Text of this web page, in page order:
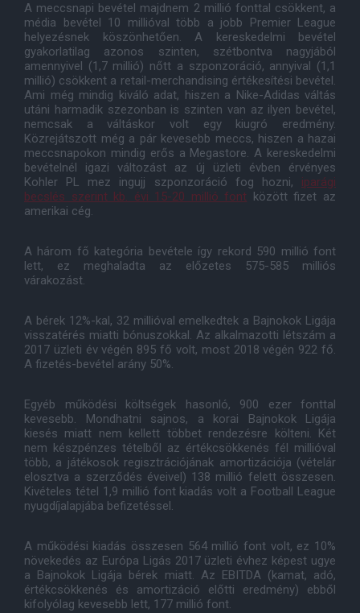
A meccsnapi bevétel majdnem 2 millió fonttal csökkent, a
média bevétel 10 millióval több a jobb Premier League
helyezésnek köszönhetően. A kereskedelmi bevétel
gyakorlatilag azonos szinten, szétbontva nagyjából
amennyivel (1,7 millió) nőtt a szponzoráció, annyival (1,1
millió) csökkent a retail-merchandising értékesítési bevétel.
Ami még mindig kiváló adat, hiszen a Nike-Adidas váltás
utáni harmadik szezonban is szinten van az ilyen bevétel,
nemcsak a váltáskor volt egy kiugró eredmény.
Közrejátszott még a pár kevesebb meccs, hiszen a hazai
meccsnapokon mindig erős a Megastore. A kereskedelmi
bevételnél igazi változást az új üzleti évben érvényes
Kohler PL mez ingujj szponzoráció fog hozni, iparági
becslés szerint kb. évi 15-20 millió font között fizet az
amerikai cég.
A három fő kategória bevétele így rekord 590 millió font
lett, ez meghaladta az előzetes 575-585 milliós
várakozást.
A bérek 12%-kal, 32 millióval emelkedtek a Bajnokok Ligája
visszatérés miatti bónuszokkal. Az alkalmazotti létszám a
2017 üzleti év végén 895 fő volt, most 2018 végén 922 fő.
A fizetés-bevétel arány 50%.
Egyéb működési költségek hasonló, 900 ezer fonttal
kevesebb. Mondhatni sajnos, a korai Bajnokok Ligája
kiesés miatt nem kellett többet rendezésre költeni. Két
nem készpénzes tételből az értékcsökkenés fél millióval
több, a játékosok regisztrációjának amortizációja (vételár
elosztva a szerződés éveivel) 138 millió felett összesen.
Kivételes tétel 1,9 millió font kiadás volt a Football League
nyugdíjalapjába befizetéssel.
A működési kiadás összesen 564 millió font volt, ez 10%
növekedés az Európa Ligás 2017 üzleti évhez képest ugye
a Bajnokok Ligája bérek miatt. Az EBITDA (kamat, adó,
értékcsökkenés és amortizáció előtti eredmény) ebből
kifolyólag kevesebb lett, 177 millió font.